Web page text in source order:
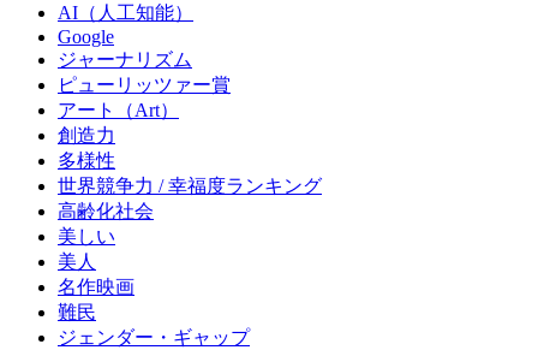
AI（人工知能）
Google
ジャーナリズム
ピューリッツァー賞
アート（Art）
創造力
多様性
世界競争力 / 幸福度ランキング
高齢化社会
美しい
美人
名作映画
難民
ジェンダー・ギャップ